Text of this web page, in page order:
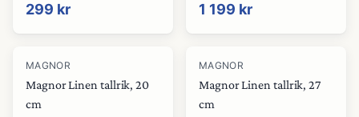
299 kr 1 199 kr
MAGNOR
Magnor Linen tallrik, 20
cm
MAGNOR
Magnor Linen tallrik, 27
cm